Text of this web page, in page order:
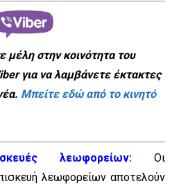
μέλη στην κοινότητα του
για να λαμβάνετε έκτακτες
Μπείτε εδώ από το κινητό
λεωφορείων:Οι
λεωφορείων αποτελούν